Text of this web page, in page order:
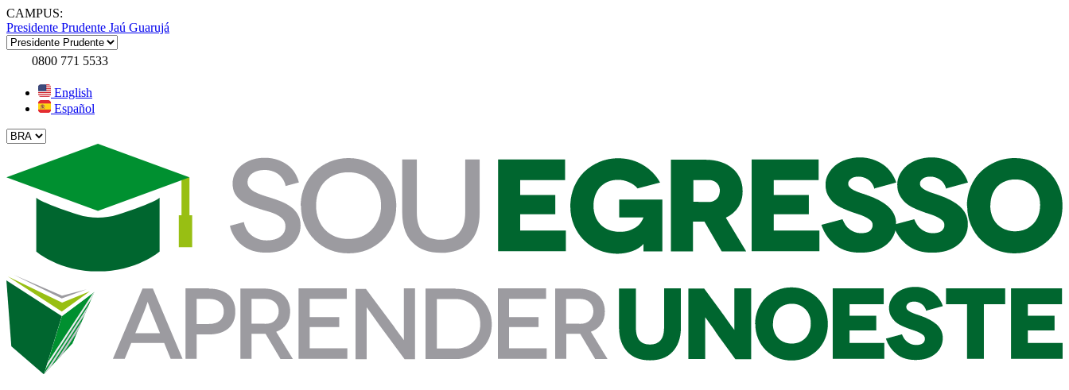
CAMPUS:
Presidente Prudente Jaú Guarujá
0800 771 5533
English
Español